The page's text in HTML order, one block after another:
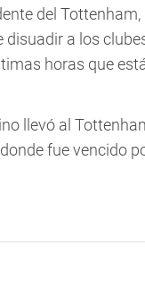
del
disuadir a los
horas que
llevó al
fue vencido